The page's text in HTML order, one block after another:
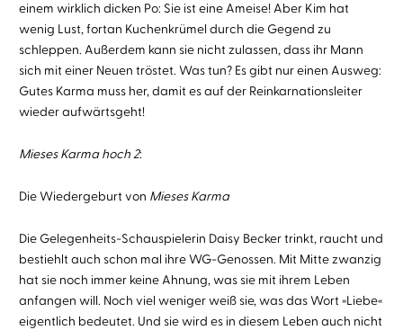
einem wirklich dicken Po: Sie ist eine Ameise! Aber Kim hat
wenig Lust, fortan Kuchenkrümel durch die Gegend zu
schleppen. Außerdem kann sie nicht zulassen, dass ihr Mann
sich mit einer Neuen tröstet. Was tun? Es gibt nur einen Ausweg:
Gutes Karma muss her, damit es auf der Reinkarnationsleiter
wieder aufwärtsgeht!
Mieses Karma hoch 2:
Die Wiedergeburt von Mieses Karma
Die Gelegenheits-Schauspielerin Daisy Becker trinkt, raucht und
bestiehlt auch schon mal ihre WG-Genossen. Mit Mitte zwanzig
hat sie noch immer keine Ahnung, was sie mit ihrem Leben
anfangen will. Noch viel weniger weiß sie, was das Wort »Liebe«
eigentlich bedeutet. Und sie wird es in diesem Leben auch nicht